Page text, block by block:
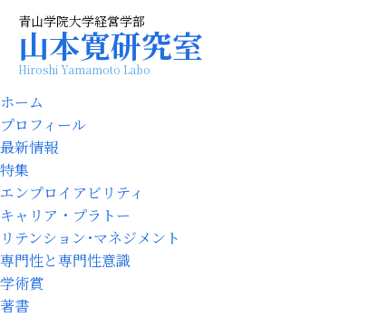
青山学院大学経営学部
山本寛研究室
Hiroshi Yamamoto Labo
ホーム
プロフィール
最新情報
特集
エンプロイアビリティ
キャリア・プラトー
リテンション･マネジメント
専門性と専門性意識
学術賞
著書